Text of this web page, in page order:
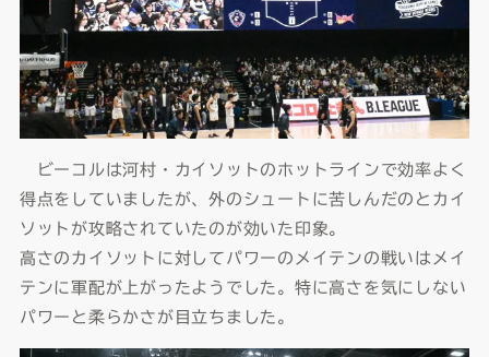
ビーコルは河村・カイソットのホットラインで効率よく
得点をしていましたが、外のシュートに苦しんだのとカイ
ソットが攻略されていたのが効いた印象。
高さのカイソットに対してパワーのメイテンの戦いはメイ
テンに軍配が上がったようでした。特に高さを気にしない
パワーと柔らかさが目立ちました。